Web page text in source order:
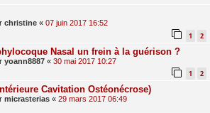
christine « 07 juin 2017 16:52
1 2
Nasal un frein à la guérison ?
yoann8887 « 30 mai 2017 10:27
1 2
Cavitation Ostéonécrose)
micrasterias « 29 mars 2017 06:49